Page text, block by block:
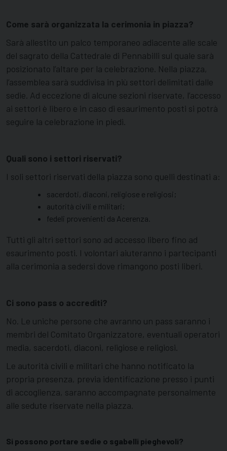
Come sarà organizzata la cerimonia in piazza?
Sarà allestito un palco temporaneo adiacente alle scale
del sagrato della Cattedrale di Pennabilli sul quale sarà
posizionato l’altare per la celebrazione. Nella piazza,
l’assemblea sarà suddivisa in più settori delimitati dalle
sedie. Ad eccezione di alcune sezioni riservate, l’accesso
ai settori è libero e in caso di esaurimento posti si potrà
seguire la celebrazione in piedi.
Quali sono i settori riservati?
I soli settori riservati della piazza sono quelli destinati a:
sacerdoti, diaconi, religiose e religiosi;
autorità civili e militari;
fedeli provenienti da Acerenza.
Tutti gli altri settori sono ad accesso libero fino ad
esaurimento posti. I volontari aiuteranno i partecipanti
alla cerimonia a sedersi dove rimangono posti liberi.
Ci sono pass o accrediti?
No. Le uniche persone che avranno un pass saranno i
membri del Comitato Organizzatore, eventuali operatori
media, sacerdoti, diaconi, religiose e religiosi.
Le autorità civili e militari che hanno notificato la
propria presenza, previa identificazione presso i punti
di accoglienza, saranno accompagnate personalmente
alle sedute riservate nella piazza.
Si possono portare sedie o sgabelli pieghevoli?